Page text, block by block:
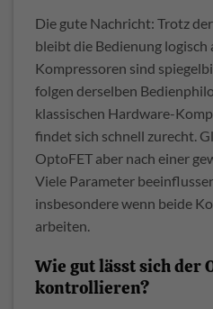
Die gute Nachricht: Trotz
bleibt die Bedienung logisch
Kompressoren sind
folgen derselben
klassischen Hardware-
findet sich schnell zurecht.
OptoFET aber nach einer
Viele Parameter
insbesondere wenn beide
arbeiten.
Wie gut lässt sich der
kontrollieren?